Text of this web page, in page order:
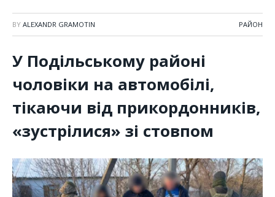
BY ALEXANDR GRAMOTIN РАЙОН
У Подільському районі
чоловіки на автомобілі,
тікаючи від прикордонників,
«зустрілися» зі стовпом